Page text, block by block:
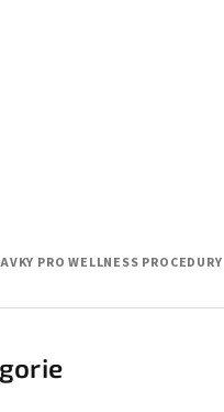
PRO WELLNESS PROCEDURY